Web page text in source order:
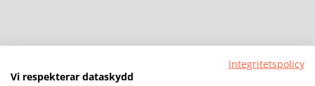
Integritetspolicy
Vi respekterar dataskydd